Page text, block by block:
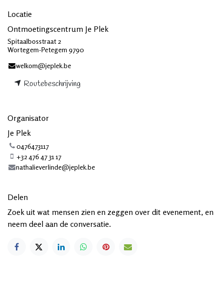
Locatie
Ontmoetingscentrum Je Plek
Spitaalbosstraat 2
Wortegem-Petegem 9790
welkom@jeplek.be
Routebeschrijving
Organisator
Je Plek
0476473117
+32 476 47 31 17
nathalieverlinde@jeplek.be
Delen
Zoek uit wat mensen zien en zeggen over dit evenement, en
neem deel aan de conversatie.